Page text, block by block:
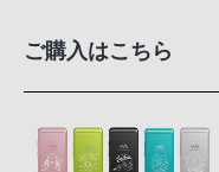
ご購入はこちら